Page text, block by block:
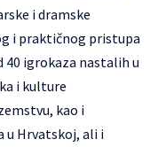
i dramske
i praktičnog pristupa
igrokaza nastalih u
i kulture
kao i
u Hrvatskoj, ali i